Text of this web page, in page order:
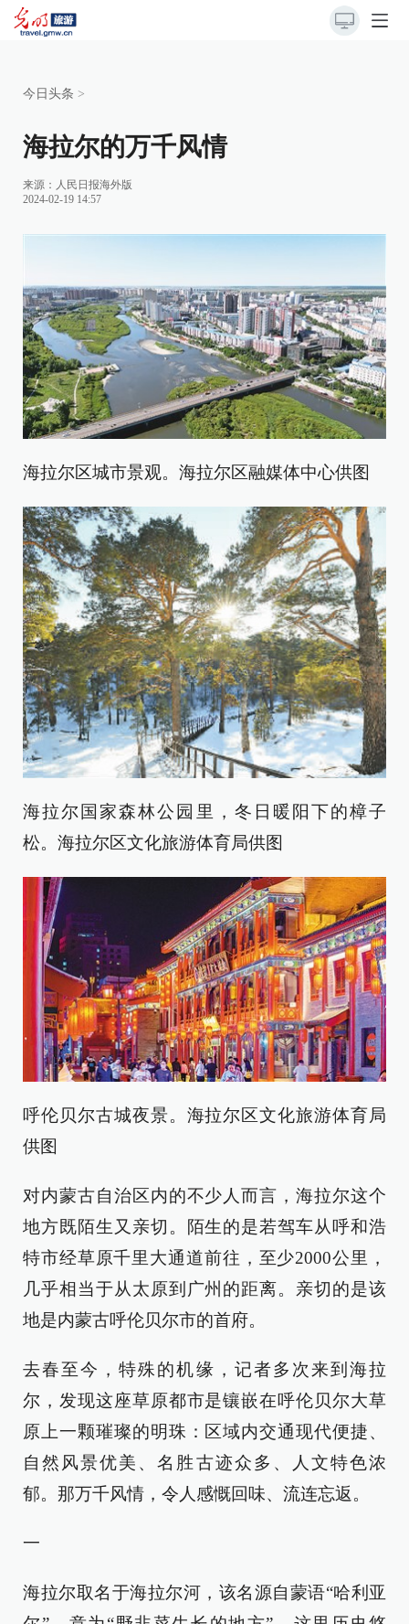
今日头条 >
海拉尔的万千风情
来源： 人民日报海外版
2024-02-19 14:57
海拉尔区城市景观。海拉尔区融媒体中心供图
海拉尔国家森林公园里，冬日暖阳下的樟子
松。海拉尔区文化旅游体育局供图
呼伦贝尔古城夜景。海拉尔区文化旅游体育局
供图
对内蒙古自治区内的不少人而言，海拉尔这个
地方既陌生又亲切。陌生的是若驾车从呼和浩
特市经草原千里大通道前往，至少2000公里，
几乎相当于从太原到广州的距离。亲切的是该
地是内蒙古呼伦贝尔市的首府。
去春至今，特殊的机缘，记者多次来到海拉
尔，发现这座草原都市是镶嵌在呼伦贝尔大草
原上一颗璀璨的明珠：区域内交通现代便捷、
自然风景优美、名胜古迹众多、人文特色浓
郁。那万千风情，令人感慨回味、流连忘返。
一
海拉尔取名于海拉尔河，该名源自蒙语“哈利亚